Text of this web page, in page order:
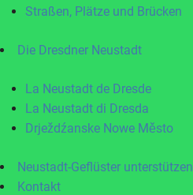
Straßen, Plätze und Brücken
Die Dresdner Neustadt
La Neustadt de Dresde
La Neustadt di Dresda
Drježdźanske Nowe Město
Neustadt-Geflüster unterstützen
Kontakt